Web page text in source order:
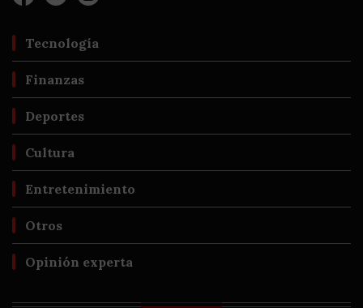
Tecnología
Finanzas
Deportes
Cultura
Entretenimiento
Otros
Opinión experta